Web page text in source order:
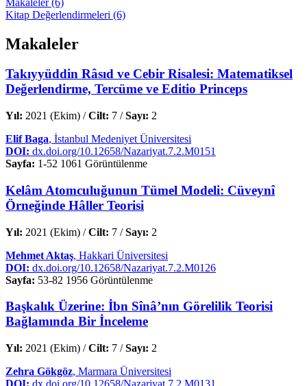
Kitap Değerlendirmeleri (6)
Makaleler
Takıyyüddin Râsıd ve Cebir Risalesi: Matematiksel
Değerlendirme, Tercüme ve Editio Princeps
Yıl: 2021 (Ekim) /Cilt: 7 /Sayı: 2
Elif Baga, İstanbul Medeniyet Üniversitesi
DOI: dx.doi.org/10.12658/Nazariyat.7.2.M0151
Sayfa: 1-52 1061 Görüntülenme
Kelâm Atomculuğunun Tümel Modeli: Cüveynî
Örneğinde Hâller Teorisi
Yıl: 2021 (Ekim) /Cilt: 7 /Sayı: 2
Mehmet Aktaş, Hakkari Üniversitesi
DOI: dx.doi.org/10.12658/Nazariyat.7.2.M0126
Sayfa: 53-82 1956 Görüntülenme
Başkalık Üzerine: İbn Sînâ’nın Görelilik Teorisi
Bağlamında Bir İnceleme
Yıl: 2021 (Ekim) /Cilt: 7 /Sayı: 2
Zehra Gökgöz, Marmara Üniversitesi
DOI: dx.doi.org/10.12658/Nazariyat.7.2.M0131